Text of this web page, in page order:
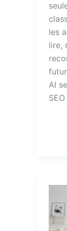
les
lire,
AI